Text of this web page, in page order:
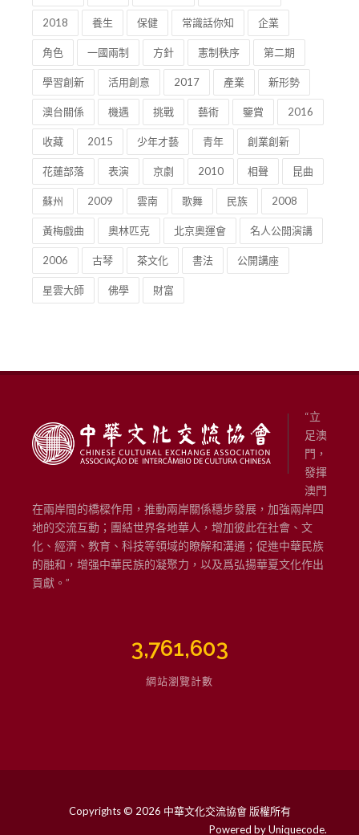
2018 養生 保健 常識話你知 企業
角色 一國兩制 方針 憲制秩序 第二期
學習創新 活用創意 2017 產業 新形勢
澳台關係 機遇 挑戰 藝術 鑒賞 2016
收藏 2015 少年才藝 青年 創業創新
花蓮部落 表演 京劇 2010 相聲 昆曲
蘇州 2009 雲南 歌舞 民族 2008
黃梅戲曲 奧林匹克 北京奧運會 名人公開演講
2006 古琴 茶文化 書法 公開講座
星雲大師 佛學 財富
“立
足澳
門，
發揮
澳門
在兩岸間的橋樑作用，推動兩岸關係穩步發展，加強兩岸四
地的交流互動；團結世界各地華人，增加彼此在社會、文
化、經濟、教育、科技等領域的瞭解和溝通；促進中華民族
的融和，增强中華民族的凝聚力，以及爲弘揚華夏文化作出
貢獻。”
3,761,603
網站瀏覽計數
Copyrights © 2026 中華文化交流協會 版權所有
Powered byUniquecode.